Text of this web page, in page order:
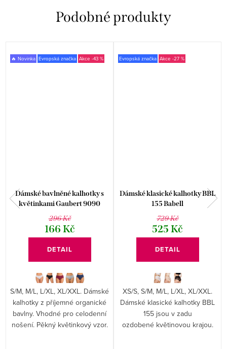
🔥 Novinka Evropská značka -43 %
Dámské bavlněné kalhotky s
květinkami Gaubert 9090
296 Kč
166 Kč
DETAIL
S/M, M/L, L/XL, XL/XXL. Dámské
kalhotky z příjemné organické
bavlny. Vhodné pro celodenní
nošení. Pěkný květinkový vzor.
Evropská značka -27 %
Dámské klasické kalhotky BBL
155 Babell
729 Kč
525 Kč
DETAIL
XS/S, S/M, M/L, L/XL, XL/XXL.
Dámské klasické kalhotky BBL
155 jsou v zadu
ozdobené květinovou krajou.